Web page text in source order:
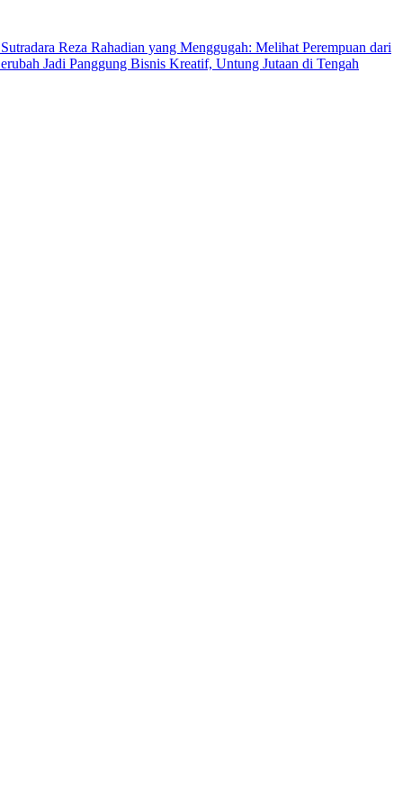
Reza Rahadian yang Menggugah: Melihat Perempuan dari
Jadi Panggung Bisnis Kreatif, Untung Jutaan di Tengah